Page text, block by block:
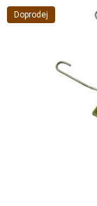
Doprodej